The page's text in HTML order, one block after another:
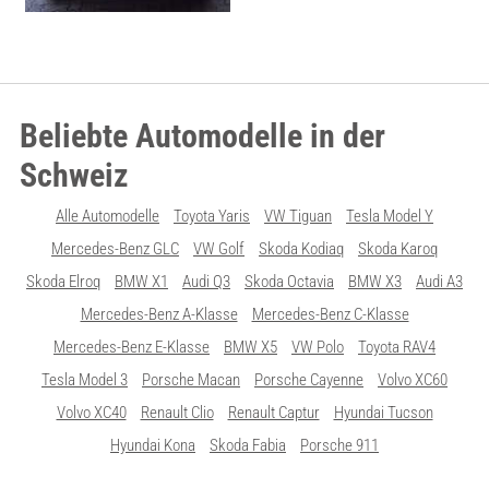
Beliebte Automodelle in der
Schweiz
Alle Automodelle Toyota Yaris VW Tiguan
Tesla Model Y
Mercedes-Benz GLC
VW Golf Skoda Kodiaq
Skoda Karoq
Skoda Elroq
BMW X1 Audi Q3 Skoda Octavia BMW X3
Audi A3
Mercedes-Benz A-Klasse
Mercedes-Benz C-Klasse
Mercedes-Benz E-Klasse
BMW X5 VW Polo
Toyota RAV4
Tesla Model 3
Porsche Macan Porsche Cayenne
Volvo XC60
Volvo XC40
Renault Clio Renault Captur
Hyundai Tucson
Hyundai Kona
Skoda Fabia Porsche 911